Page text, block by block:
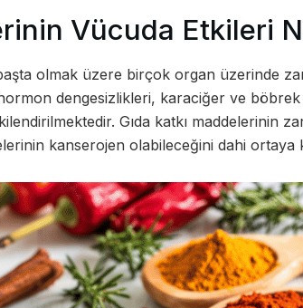
Vücuda Etkileri
olmak üzere birçok organ üzerinde
dengesizlikleri, karaciğer ve
Gıda katkı maddelerinin
kanserojen olabileceğini dahi ortaya